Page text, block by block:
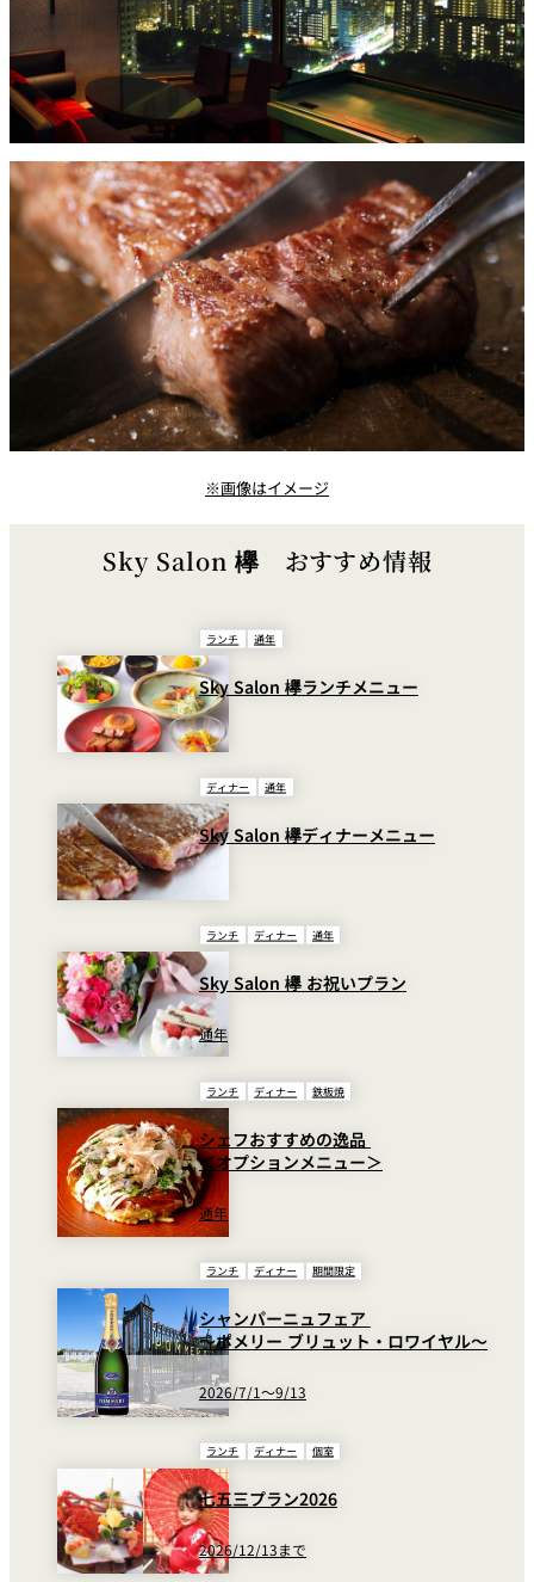
※画像はイメージ
Sky Salon 欅 おすすめ情報
ランチ 通年
Sky Salon 欅ランチメニュー
ディナー 通年
Sky Salon 欅ディナーメニュー
ランチ ディナー 通年
Sky Salon 欅 お祝いプラン
通年
ランチ ディナー 鉄板焼
シェフおすすめの逸品
＜オプションメニュー＞
通年
ランチ ディナー 期間限定
シャンパーニュフェア
～ポメリー ブリュット・ロワイヤル～
2026/7/1～9/13
ランチ ディナー 個室
七五三プラン2026
2026/12/13まで
ワイン＆シャンパーニュ
グラスワイン（赤・白）
ボトルシャンパーニュ
ボトルワイン（赤・白）